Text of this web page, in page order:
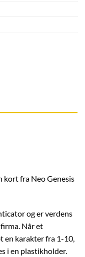
kort fra Neo Genesis
og er verdens
Når et
en karakter fra 1-10,
i en plastikholder.